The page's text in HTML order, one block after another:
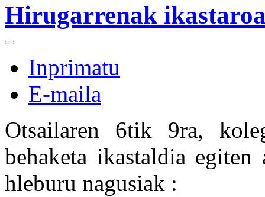
Hirugarrenak
Inprimatu
E-maila
Otsailaren 6tik 9ra,
behaketa ikastaldia
hleburu nagusiak :